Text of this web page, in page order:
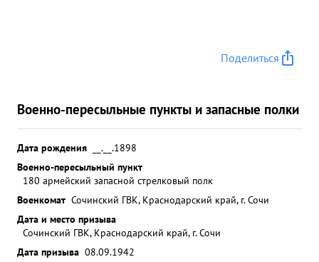
Поделиться
Военно-пересыльные пункты и запасные полки
Дата рождения
__.__.1898
Военно-пересыльный пункт
180 армейский запасной стрелковый полк
Военкомат Сочинский ГВК, Краснодарский край, г. Сочи
Дата и место призыва
Сочинский ГВК, Краснодарский край, г. Сочи
Дата призыва 08.09.1942